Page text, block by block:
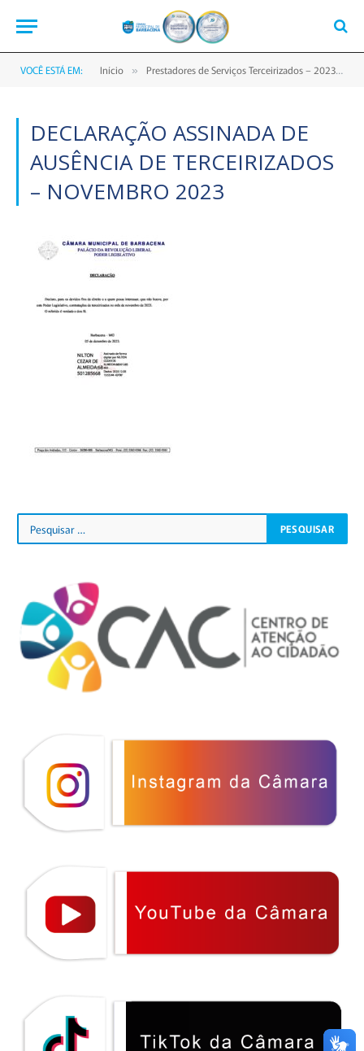
VOCÊ ESTÁ EM: Início » Prestadores de Serviços Terceirizados – 2023
DECLARAÇÃO ASSINADA DE
AUSÊNCIA DE TERCEIRIZADOS
– NOVEMBRO 2023